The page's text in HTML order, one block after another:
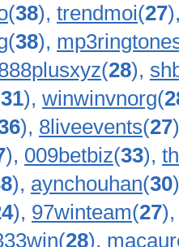
(38), trendmoi(27
(38),
(28),
31), winwinvnorg(
), 8liveevents(27
), 009betbiz(33),
), aynchouhan(30
), 97winteam(27
(28),